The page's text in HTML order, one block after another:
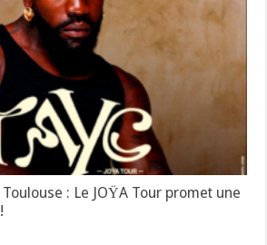
: Le JOŸA Tour promet une